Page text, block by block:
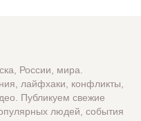
России, мира.
лайфхаки, конфликты,
Публикуем свежие
людей, события